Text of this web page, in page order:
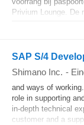
Privium Lounge. De
SAP S/4
Shimano Inc. -
and ways of
role in supporting
in-depth technical
customer and a